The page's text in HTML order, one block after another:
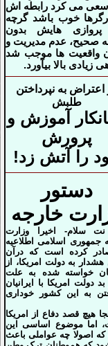
سعی می کرد رابطه اش
خوب باشد گرچه
پروازی هایش بدون
صحیح، عدم مدیریت و
واقعیت ها موجب شد
زیادی بالا بیآورد.
اعتراض به نپرداختن
طلبش
آموزش و
پرورش
را آتش زد!
دستور
خارجه
سلام- اخیرا وزارت
جمهوری اسلامی اطلاعیه
کرده است که درآن
به دولت امریکا، از
خواسته شده به علت
بد دولت امریکا با ایرانیان
به این کشور خوداری
هیچ قصد دفاع از امریکا
اما موضوع اساسی این
اصولا چه عواملی باعث